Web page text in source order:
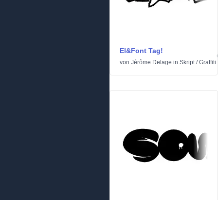
El&Font Tag!
von Jérôme Delage in Skript/Graffiti